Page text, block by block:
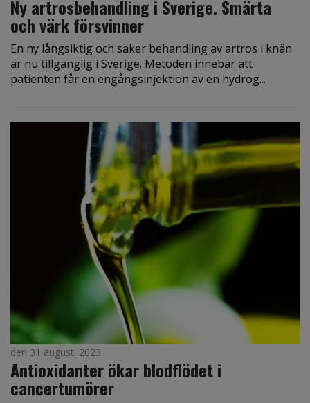
Ny artrosbehandling i Sverige. Smärta
och värk försvinner
En ny långsiktig och säker behandling av artros i knän
är nu tillgänglig i Sverige. Metoden innebär att
patienten får en engångsinjektion av en hydrog...
den 31 augusti 2023
Antioxidanter ökar blodflödet i
cancertumörer